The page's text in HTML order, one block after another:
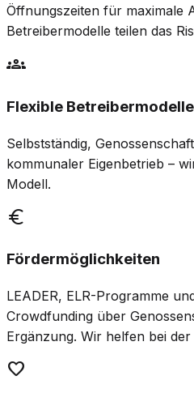
Öffnungszeiten für maximale
Betreibermodelle teilen das
groups
Flexible Betreibermodelle
Selbstständig,
kommunaler Eigenbetrieb –
Modell.
euro
Fördermöglichkeiten
LEADER, ELR-Programme
Crowdfunding über
Ergänzung. Wir helfen bei
favorite